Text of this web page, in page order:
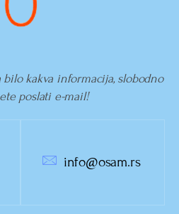
kakva informacija, slobodno
poslati e-mail!
info@osam.rs